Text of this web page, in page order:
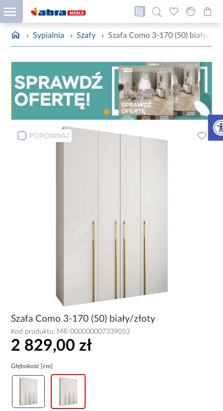
› Sypialnia › Szafy › Szafa Como 3-170 (50) biały/
PORÓWNAJ
Szafa Como 3-170 (50) biały/złoty
Kod produktu: MR-000000007339053
2 829,00 zł
Głębokość [cm]